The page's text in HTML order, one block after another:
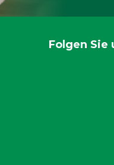
Folgen Sie